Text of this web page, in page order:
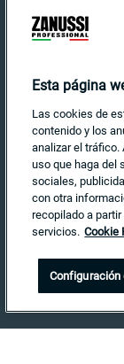
¿Necesitas
Contáctanos
País e Idioma
Buscar
Buscar:
Esta página
Las cookies de
contenido y los
analizar el tráfico.
uso que haga del
sociales,
con otra
recopilado a
servicios. Cookie